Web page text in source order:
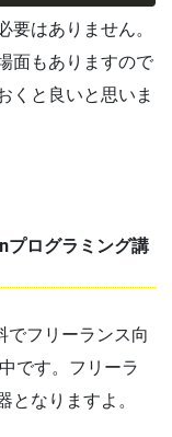
はありません。
面もありますので
くと良いと思いま
プログラミング講
フリーランス向
です。フリーラ
となりますよ。